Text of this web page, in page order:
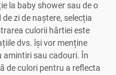
la baby shower sau de o
zi de naștere, selecția
culorii hârtiei este
dvs. își vor menține
amintiri sau cadouri. În
de culori pentru a reflecta